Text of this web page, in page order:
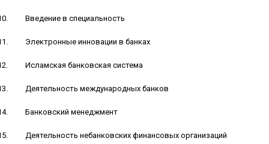
Введение в специальность
Электронные инновации в банках
Исламская банковская система
Деятельность международных банков
Банковский менеджмент
Деятельность небанковских финансовых организаций